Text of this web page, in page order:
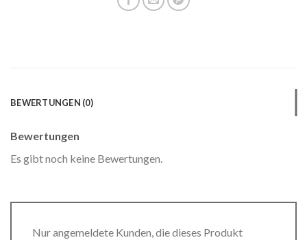
BEWERTUNGEN (0)
Bewertungen
Es gibt noch keine Bewertungen.
Nur angemeldete Kunden, die dieses Produkt